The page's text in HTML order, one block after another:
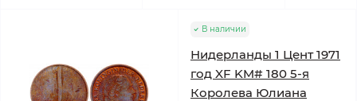
В наличии
Нидерланды 1 Цент 1971
год XF KM# 180 5-я
Королева Юлиана